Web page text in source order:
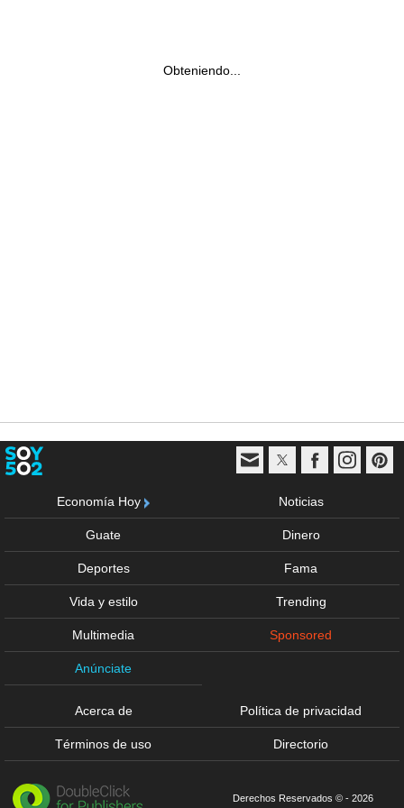
Obteniendo...
Economía Hoy Noticias
Guate Dinero
Deportes Fama
Vida y estilo Trending
Multimedia Sponsored
Anúnciate
Acerca de Política de privacidad
Términos de uso Directorio
Derechos Reservados © - 2026